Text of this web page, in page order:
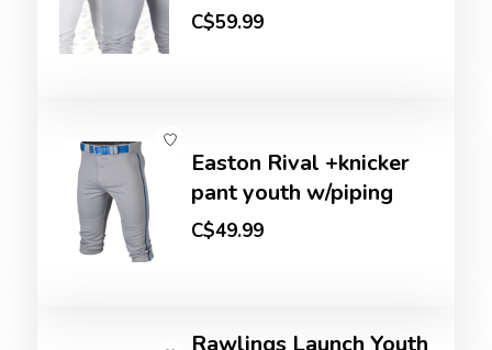
C$59.99
Easton Rival +knicker
pant youth w/piping
C$49.99